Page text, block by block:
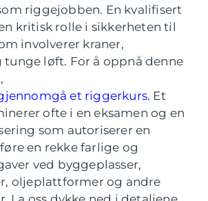
riggejobben. En kvalifisert
kritisk rolle i sikkerheten til
involverer kraner,
tunge løft. For å oppnå denne
et riggerkurs. Et
ofte i en eksamen og en
som autoriserer en
en rekke farlige og
ved byggeplasser,
oljeplattformer og andre